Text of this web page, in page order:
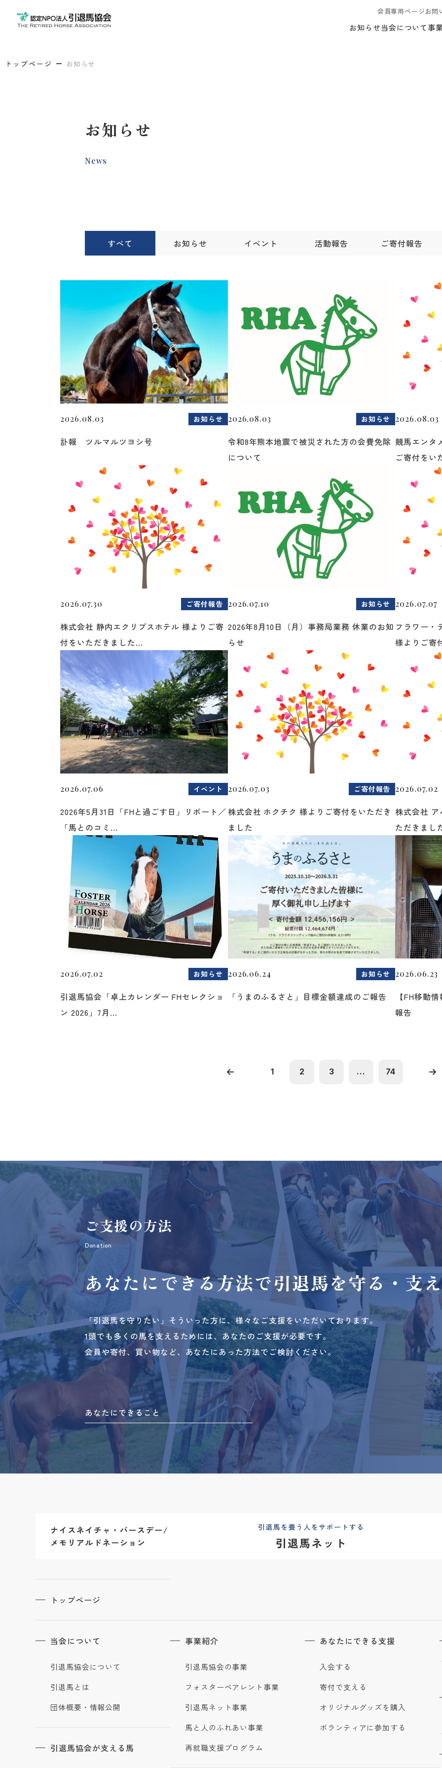
会員専用ページお問
お知らせ当会について事
トップページ お知らせ
お知らせ
News
すべて お知らせ イベント 活動報告 ご寄付報告
2026.08.03 お知らせ
訃報 ツルマルツヨシ号
2026.08.03 お知らせ
令和8年熊本地震で被災された方の会費免除
について
2026.08.03
競馬エンタ
ご寄付をい
2026.07.30 ご寄付報告
株式会社 静内エクリプスホテル 様よりご寄
付をいただきました...
2026.07.10 お知らせ
2026年8月10日（月）事務局業務 休業のお知
らせ
2026.07.07
フラワー・
様よりご寄
2026.07.06 イベント
2026年5月31日「FHと過ごす日」リポート／
「馬とのコミ...
2026.07.03 ご寄付報告
株式会社 ホクチク 様よりご寄付をいただき
ました
2026.07.02
株式会社
ただきまし
2026.07.02 お知らせ
引退馬協会「卓上カレンダー FHセレクショ
ン 2026」7月...
2026.06.24 お知らせ
「うまのふるさと」目標金額達成のご報告
2026.06.23
【FH移動
報告
1 2 3 ... 74
ご支援の方法
Donation
あなたにできる方法で引退馬を守る・支
「引退馬を守りたい」そういった方に、様々なご支援をいただいております。
1頭でも多くの馬を支えるためには、あなたのご支援が必要です。
会員や寄付、買い物など、あなたにあった方法でご検討ください。
あなたにできること
トップページ
当会について
引退馬協会について
引退馬とは
団体概要・情報公開
引退馬協会が支える馬
事業紹介
引退馬協会の事業
フォスターペアレント事業
引退馬ネット事業
馬と人のふれあい事業
再就職支援プログラム
あなたにできる支援
入会する
寄付で支える
オリジナルグッズを購入
ボランティアに参加する